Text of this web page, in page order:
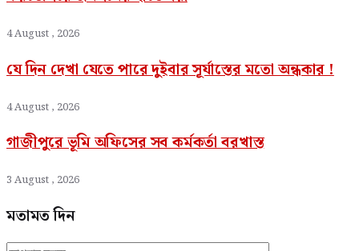
4 August , 2026
যে দিন দেখা যেতে পারে দুইবার সূর্যাস্তের মতো অন্ধকার !
4 August , 2026
গাজীপুরে ভূমি অফিসের সব কর্মকর্তা বরখাস্ত
3 August , 2026
মতামত দিন